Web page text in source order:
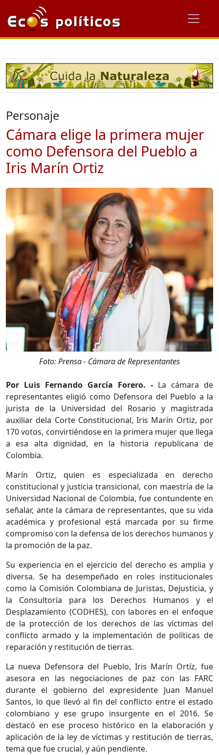
Personaje
Cámara elige la primera mujer
como Defensora del Pueblo a
Iris Marín Ortiz
Foto: Prensa - Cámara de Representantes
Por Luis Fernando García Forero. - La cámara de
representantes eligió como Defensora del Pueblo a la
jurista de la Universidad del Rosario y magistrada
auxiliar dela Corte Constitucional, Iris Marín Ortiz, por
170 votos, convirtiéndose en la primera mujer que llega
a esa alta dignidad, en la historia republicana de
Colombia.
Marín Ortiz, quien es especializada en derecho
constitucional y justicia transicional, con maestría de la
Universidad Nacional de Colombia, fue contundente en
señalar, ante la cámara de representantes, que su vida
académica y profesional está marcada por su firme
compromiso con la defensa de los derechos humanos y
la promoción de la paz.
Su experiencia en el ejercicio del derecho es amplia y
diversa. Se ha desempeñado en roles institucionales
como la Comisión Colombiana de Juristas, Dejusticia, y
la Consultoría para los Derechos Humanos y el
Desplazamiento (CODHES), con labores en el enfoque
de la protección de los derechos de las víctimas del
conflicto armado y la implementación de políticas de
reparación y restitución de tierras.
La nueva Defensora del Pueblo, Iris Marín Ortíz, fue
asesora en las negociaciones de paz con las FARC
durante el gobierno del expresidente Juan Manuel
Santos, lo que llevó al fin del conflicto entre el estado
colombiano y ese grupo insurgente en el 2016. Se
destacó en ese proceso histórico en la elaboración y
aplicación de la ley de víctimas y restitución de tierras,
tema que fue crucial, y aún pendiente.